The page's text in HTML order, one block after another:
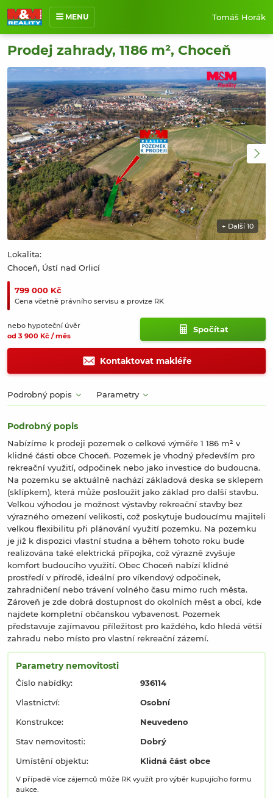
MENU
O mně
Nabídka nemovitostí
Prodané nemovitosti
Reference
Jak pracuji
Kontakt
Tomáš Horák
Prodej zahrady, 1186 m², Choceň
799 000 Kč
Cena včetně právního servisu a provize RK
nebo hypoteční úvěr
od 3 900 Kč / měs
Spočítat
+ Další 10
Lokalita:
Choceň, Ústí nad Orlicí
Kontaktovat makléře
Podrobný popis Parametry
Podrobný popis
Nabízíme k prodeji pozemek o celkové výměře 1 186 m² v
klidné části obce Choceň. Pozemek je vhodný především pro
rekreační využití, odpočinek nebo jako investice do budoucna.
Na pozemku se aktuálně nachází základová deska se sklepem
(sklípkem), která může posloužit jako základ pro další stavbu.
Velkou výhodou je možnost výstavby rekreační stavby bez
výrazného omezení velikosti, což poskytuje budoucímu majiteli
velkou flexibilitu při plánování využití pozemku. Na pozemku
je již k dispozici vlastní studna a během tohoto roku bude
realizována také elektrická přípojka, což výrazně zvyšuje
komfort budoucího využití. Obec Choceň nabízí klidné
prostředí v přírodě, ideální pro víkendový odpočinek,
zahradničení nebo trávení volného času mimo ruch města.
Zároveň je zde dobrá dostupnost do okolních měst a obcí, kde
najdete kompletní občanskou vybavenost. Pozemek
představuje zajímavou příležitost pro každého, kdo hledá větší
zahradu nebo místo pro vlastní rekreační zázemí.
Parametry nemovitosti
Číslo nabídky:
936114
Vlastnictví:
Osobní
Konstrukce:
Neuvedeno
Stav nemovitosti:
Dobrý
Umístění objektu:
Klidná část obce
V případě více zájemců může RK využít pro výběr kupujícího formu
aukce.